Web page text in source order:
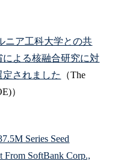
ニア工科大学との共
よる核融合研究に対
されました
（The
）
Series Seed
From SoftBank Corp.,